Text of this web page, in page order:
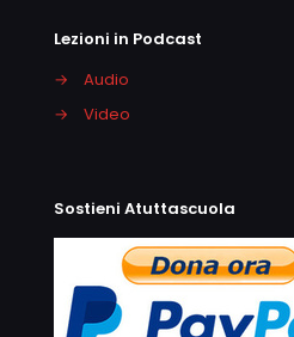
Lezioni in Podcast
→
Audio
→
Video
Sostieni Atuttascuola